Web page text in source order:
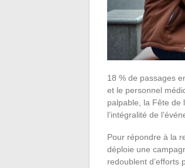
18 % de passages
et le personnel
palpable, la Fête de
l’intégralité de
Pour répondre à la
déploie une
redoublent d’efforts